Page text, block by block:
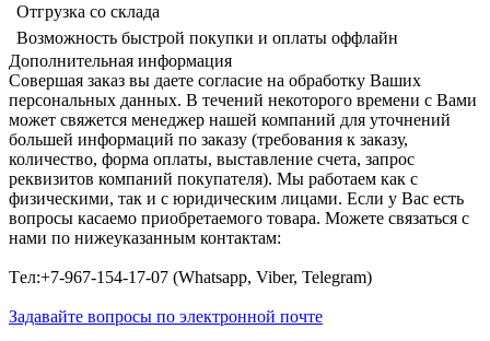
Отгрузка со склада
Возможность быстрой покупки и оплаты оффлайн
Дополнительная информация
Совершая заказ вы даете согласие на обработку Ваших
персональных данных. В течений некоторого времени с Вами
может свяжется менеджер нашей компаний для уточнений
большей информаций по заказу (требования к заказу,
количество, форма оплаты, выставление счета, запрос
реквизитов компаний покупателя). Мы работаем как с
физическими, так и с юридическим лицами. Если у Вас есть
вопросы касаемо приобретаемого товара. Можете связаться с
нами по нижеуказанным контактам:
Tел:+7-967-154-17-07 (Whatsapp, Viber, Telegram)
Задавайте вопросы по электронной почте